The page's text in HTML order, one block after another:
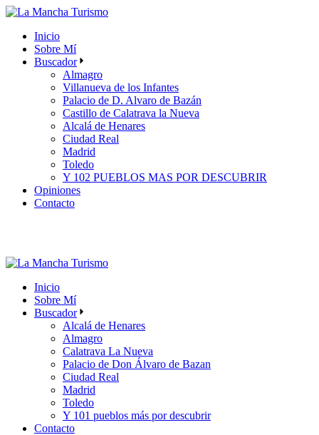
Skip
content
Inicio
Sobre Mí
Buscador
Almagro
Villanueva de los Infantes
Palacio de D. Alvaro de Bazán
Castillo de Calatrava la Nueva
Alcalá de Henares
Ciudad Real
Madrid
Toledo
Y 102 PUEBLOS MAS POR DESCUBRIR
Opiniones
Contacto
Inicio
Sobre Mí
Buscador
Alcalá de Henares
Almagro
Calatrava La Nueva
Palacio de Don Álvaro de Bazan
Ciudad Real
Madrid
Toledo
Y 101 pueblos más por descubrir
Contacto